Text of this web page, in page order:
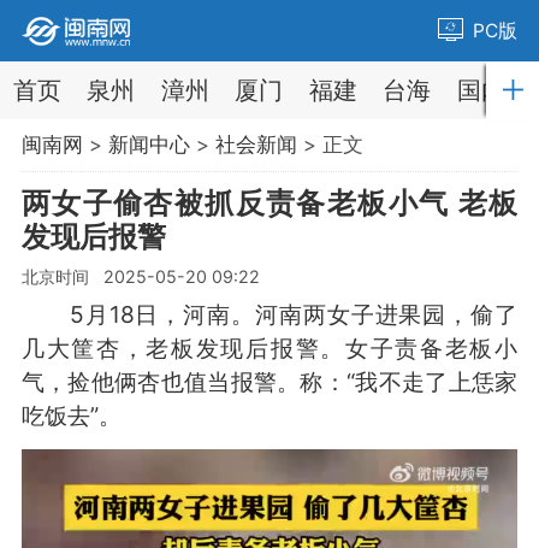
PC版
首页 泉州 漳州 厦门 福建 台海 国内
闽南网 > 新闻中心> 社会新闻 > 正文
两女子偷杏被抓反责备老板小气 老板
发现后报警
北京时间 2025-05-20 09:22
5月18日，河南。河南两女子进果园，偷了
几大筐杏，老板发现后报警。女子责备老板小
气，捡他俩杏也值当报警。称：“我不走了上恁家
吃饭去”。